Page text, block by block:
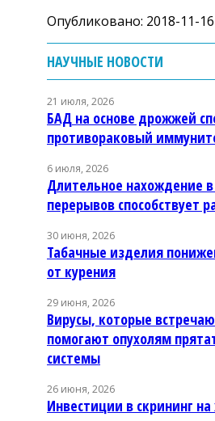
Опубликовано: 2018-11-16
НАУЧНЫЕ НОВОСТИ
21 июля, 2026
БАД на основе дрожжей
противораковый
6 июля, 2026
Длительное нахождение
перерывов способствует
30 июня, 2026
Табачные изделия
от курения
29 июня, 2026
Вирусы, которые
помогают опухолям
системы
26 июня, 2026
Инвестиции в скрининг